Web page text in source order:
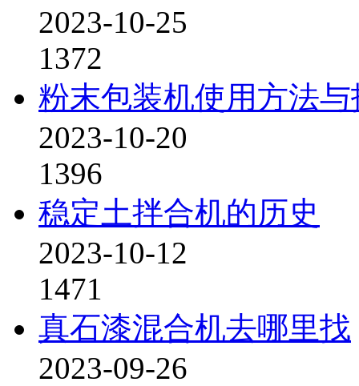
2023-10-25
1372
粉末包装机使用方法与
2023-10-20
1396
稳定土拌合机的历史
2023-10-12
1471
真石漆混合机去哪里找
2023-09-26